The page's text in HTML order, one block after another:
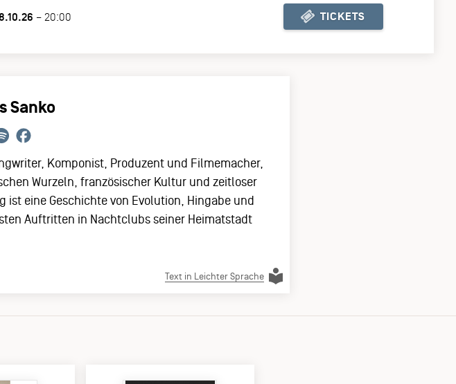
– 20:00 TICKETS
Sanko
Komponist, Produzent und Filmemacher,
Wurzeln, französischer Kultur und zeitloser
eine Geschichte von Evolution, Hingabe und
Auftritten in Nachtclubs seiner Heimatstadt
Text in Leichter Sprache